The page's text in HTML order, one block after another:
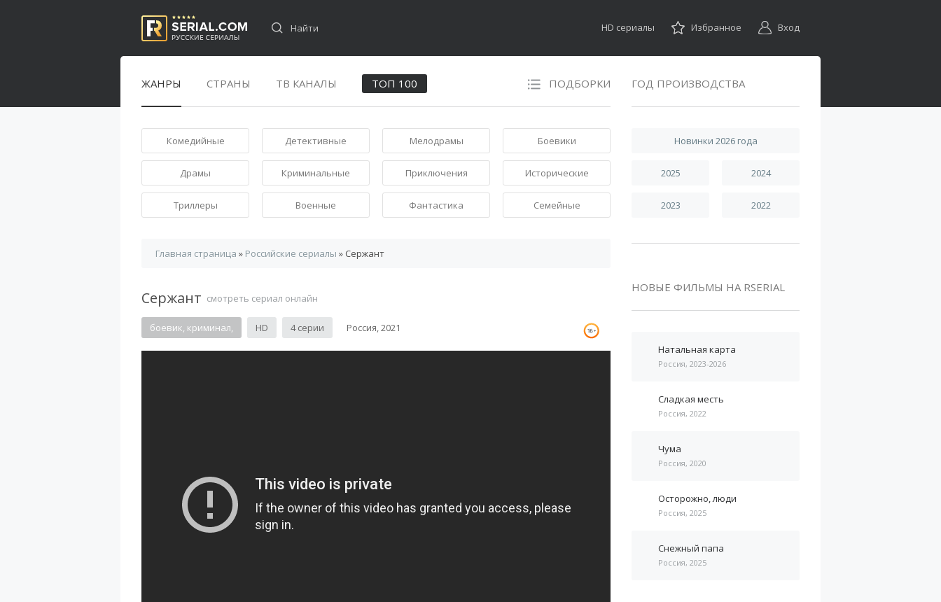
HD сериалы Избранное Вход
ЖАНРЫ СТРАНЫ ТВ КАНАЛЫ ПОДБОРКИ
ТОП 100
Комедийные Детективные Мелодрамы Боевики
Драмы Криминальные Приключения Исторические
Триллеры Военные Фантастика Семейные
Главная страница » Российские сериалы » Сержант
Сержант смотреть сериал онлайн
боевик, криминал, HD 4 серии Россия, 2021
ГОД ПРОИЗВОДСТВА
Новинки 2026 года
2025 2024
2023 2022
НОВЫЕ ФИЛЬМЫ НА RSERIAL
Натальная карта
Россия, 2023-2026
Сладкая месть
Россия, 2022
Чума
Россия, 2020
Осторожно, люди
Россия, 2025
Снежный папа
Россия, 2025